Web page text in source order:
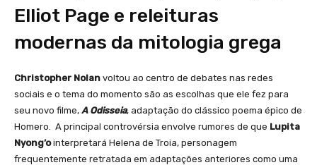
Elliot Page e releituras
modernas da mitologia grega
Christopher Nolan voltou ao centro de debates nas redes
sociais e o tema do momento são as escolhas que ele fez para
seu novo filme, A Odisseia, adaptação do clássico poema épico de
Homero. A principal controvérsia envolve rumores de que Lupita
Nyong’ointerpretará Helena de Troia, personagem
frequentemente retratada em adaptações anteriores como uma